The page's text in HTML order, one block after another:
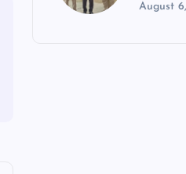
August